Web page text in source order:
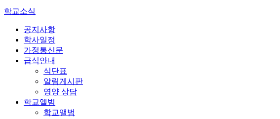
학교소식
공지사항
학사일정
가정통신문
급식안내
식단표
알림게시판
영양 상담
학교앨범
학교앨범